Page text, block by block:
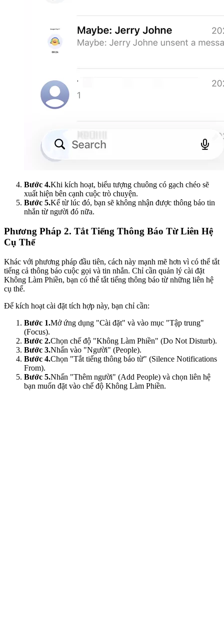
Bước 4.Khi kích hoạt, biểu tượng chuông có gạch chéo sẽ
xuất hiện bên cạnh cuộc trò chuyện.
Bước 5.Kể từ lúc đó, bạn sẽ không nhận được thông báo tin
nhắn từ người đó nữa.
Phương Pháp 2. Tắt Tiếng Thông Báo Từ Liên Hệ
Cụ Thể
Khác với phương pháp đầu tiên, cách này mạnh mẽ hơn vì có thể tắt
tiếng cả thông báo cuộc gọi và tin nhắn. Chỉ cần quản lý cài đặt
Không Làm Phiền, bạn có thể tắt tiếng thông báo từ những liên hệ
cụ thể.
Để kích hoạt cài đặt tích hợp này, bạn chỉ cần:
Bước 1.Mở ứng dụng "Cài đặt" và vào mục "Tập trung"
(Focus).
Bước 2.Chọn chế độ "Không Làm Phiền" (Do Not Disturb).
Bước 3.Nhấn vào "Người" (People).
Bước 4.Chọn "Tắt tiếng thông báo từ" (Silence Notifications
From).
Bước 5.Nhấn "Thêm người" (Add People) và chọn liên hệ
bạn muốn đặt vào chế độ Không Làm Phiền.